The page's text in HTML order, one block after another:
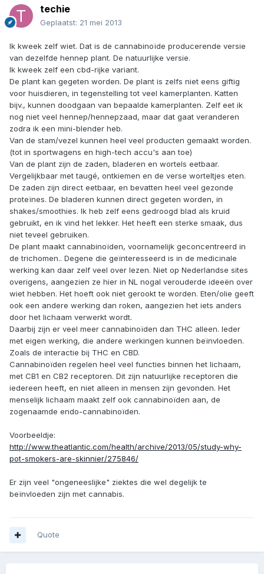
techie
Geplaatst: 21 mei 2013
Ik kweek zelf wiet. Dat is de cannabinoïde producerende versie
van dezelfde hennep plant. De natuurlijke versie.
Ik kweek zelf een cbd-rijke variant.
De plant kan gegeten worden. De plant is zelfs niet eens giftig
voor huisdieren, in tegenstelling tot veel kamerplanten. Katten
bijv., kunnen doodgaan van bepaalde kamerplanten. Zelf eet ik
nog niet veel hennep/hennepzaad, maar dat gaat veranderen
zodra ik een mini-blender heb.
Van de stam/vezel kunnen heel veel producten gemaakt worden.
(tot in sportwagens en high-tech accu's aan toe)
Van de plant zijn de zaden, bladeren en wortels eetbaar.
Vergelijkbaar met taugé, ontkiemen en de verse worteltjes eten.
De zaden zijn direct eetbaar, en bevatten heel veel gezonde
proteïnes. De bladeren kunnen direct gegeten worden, in
shakes/smoothies. Ik heb zelf eens gedroogd blad als kruid
gebruikt, en ik vind het lekker. Het heeft een sterke smaak, dus
niet teveel gebruiken.
De plant maakt cannabinoïden, voornamelijk geconcentreerd in
de trichomen.. Degene die geïnteresseerd is in de medicinale
werking kan daar zelf veel over lezen. Niet op Nederlandse sites
overigens, aangezien ze hier in NL nogal verouderde ideeën over
wiet hebben. Het hoeft ook niet gerookt te worden. Eten/olie geeft
ook een andere werking dan roken, aangezien het iets anders
door het lichaam verwerkt wordt.
Daarbij zijn er veel meer cannabinoïden dan THC alleen. Ieder
met eigen werking, die andere werkingen kunnen beïnvloeden.
Zoals de interactie bij THC en CBD.
Cannabinoïden regelen heel veel functies binnen het lichaam,
met CB1 en CB2 receptoren. Dit zijn natuurlijke receptoren die
iedereen heeft, en niet alleen in mensen zijn gevonden. Het
menselijk lichaam maakt zelf ook cannabinoïden aan, de
zogenaamde endo-cannabinoïden.
Voorbeeldje:
http://www.theatlantic.com/health/archive/2013/05/study-why-
pot-smokers-are-skinnier/275846/
Er zijn veel "ongeneeslijke" ziektes die wel degelijk te
beïnvloeden zijn met cannabis.
Quote